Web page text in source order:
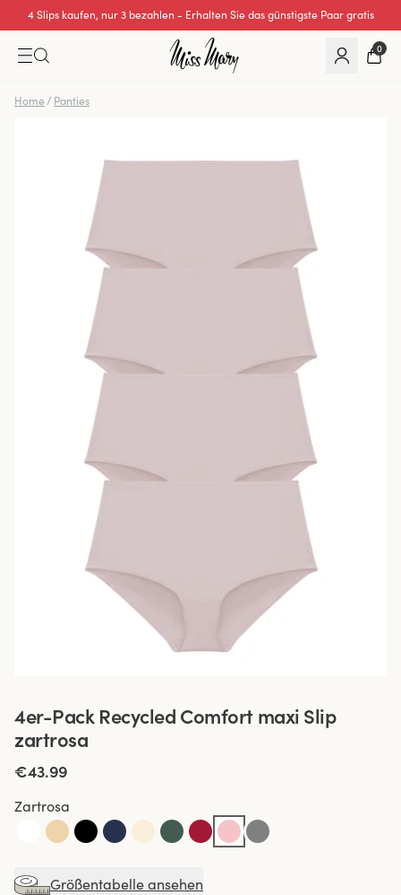
4 Slips kaufen, nur 3 bezahlen - Erhalten Sie das günstigste Paar gratis
0
Home / Panties
4er-Pack Recycled Comfort maxi Slip
zartrosa
€43.99
Zartrosa
Größentabelle ansehen